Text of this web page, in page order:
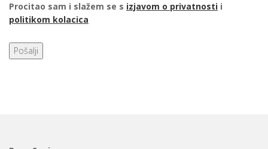
Procitao sam i slažem se s izjavom o privatnosti i
politikom kolacica
Pošalji